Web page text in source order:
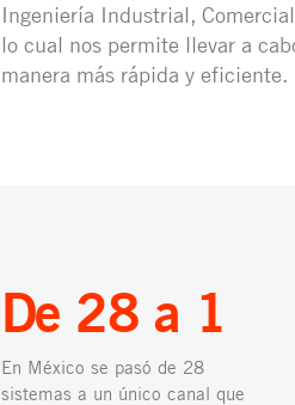
Ingeniería Industrial,
lo cual nos permite llevar a
manera más rápida y eficiente.
De 28 a 1
En México se pasó de 28
sistemas a un único canal que